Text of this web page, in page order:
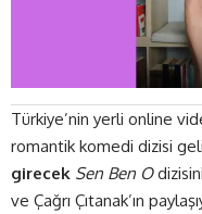
Türkiye’nin yerli online
romantik komedi dizisi
girecek Sen Ben O
ve Çağrı Çıtanak’ın